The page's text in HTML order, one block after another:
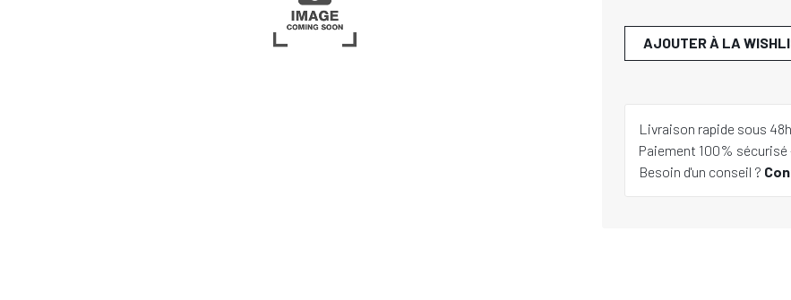
AJOUTER À LA
Livraison rapide sous 48h
Paiement 100% sécurisé
Besoin d'un conseil ?